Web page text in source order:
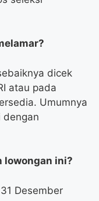
dicek
atau pada
Umumnya
dengan
lowongan ini?
Desember